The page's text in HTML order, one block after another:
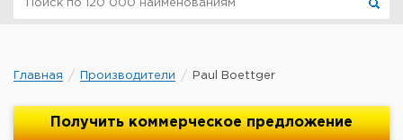
Главная Производители Paul Boettger
Получить коммерческое предложение